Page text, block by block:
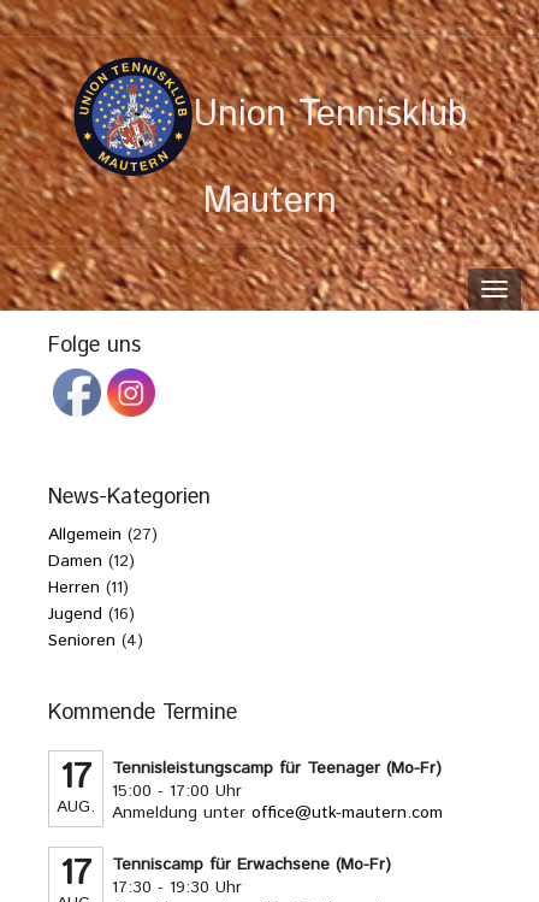
Union Tennisklub
Mautern
Folge uns
News-Kategorien
Allgemein (27)
Damen (12)
Herren (11)
Jugend (16)
Senioren (4)
Kommende Termine
17
AUG.
Tennisleistungscamp für Teenager (Mo-Fr)
15:00 - 17:00 Uhr
Anmeldung unteroffice@utk-mautern.com
17
Tenniscamp für Erwachsene (Mo-Fr)
17:30 - 19:30 Uhr